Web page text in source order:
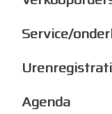
Service/
Agenda